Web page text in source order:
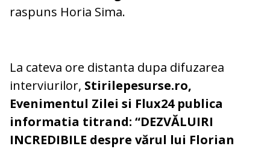
raspuns Horia Sima.
La cateva ore distanta dupa difuzarea
interviurilor, Stirilepesurse.ro,
Evenimentul Zilei si Flux24 publica
informatia titrand: “DEZVĂLUIRI
INCREDIBILE despre vărul lui Florian